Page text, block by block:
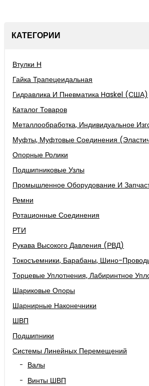
КАТЕГОРИИ
Втулки Н
Гайка Трапецеидальная
Гидравлика И Пневматика Haskel (США)
Каталог Товаров
Металлообработка, Индивидуальное
Муфты, Муфтовые Соединения
Опорные Ролики
Подшипниковые Узлы
Промышленное Оборудование И
Ремни
Ротационные Соединения
РТИ
Рукава Высокого Давления (РВД)
Токосъемники, Барабаны, Шино-
Торцевые Уплотнения, Лабиринтное
Шариковые Опоры
Шарнирные Наконечники
ШВП
Подшипники
Системы Линейных Перемещений
Валы
Винты ШВП